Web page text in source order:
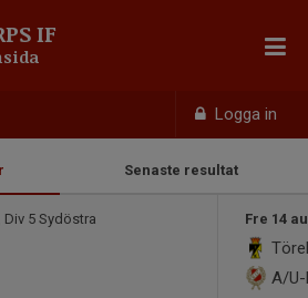
Logga in
IF
Senaste resultat
Div 5 Sydöstra Fre 14
A/